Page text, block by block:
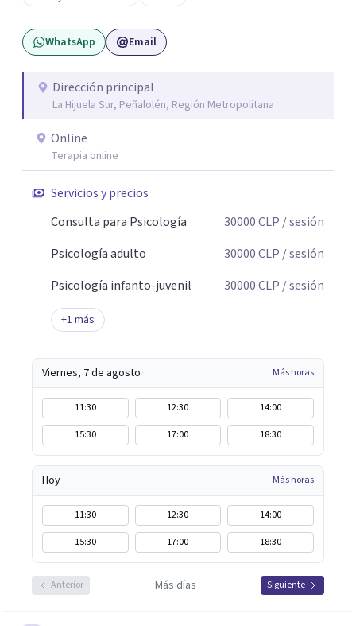
cuidando siempre un encuadre seguro, respetuoso y a tu
ritmo. Atiendo principalmente en modalidad online y
también presencial en Santiago, según disponibilidad.
WhatsApp Email
Dirección principal
La Hijuela Sur, Peñalolén, Región Metropolitana
Online
Terapia online
Servicios y precios
Consulta para Psicología
30000CLP / sesión
Psicología adulto
30000CLP / sesión
Psicología infanto-juvenil
30000CLP / sesión
+1 más
Viernes, 7 de agosto Más horas
11:30 12:30
14:00
15:30
17:00 18:30
Hoy Más horas
11:30 12:30
14:00
15:30
17:00 18:30
Anterior Más días Siguiente